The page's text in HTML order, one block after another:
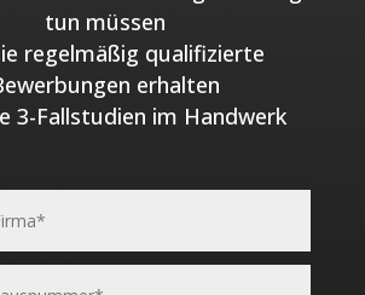
tun müssen
regelmäßig qualifizierte
erhalten
3-Fallstudien im Handwerk